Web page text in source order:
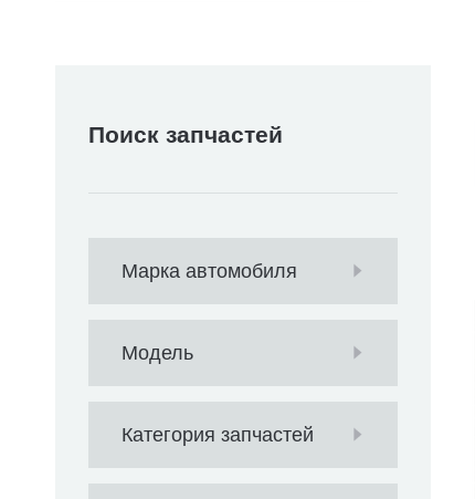
Поиск запчастей
Марка автомобиля
Модель
Категория запчастей